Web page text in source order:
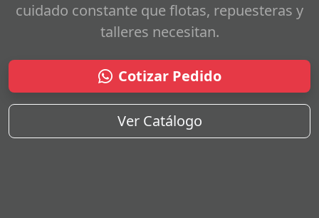
cuidado constante que flotas, repuesteras y
talleres necesitan.
Cotizar Pedido
Ver Catálogo